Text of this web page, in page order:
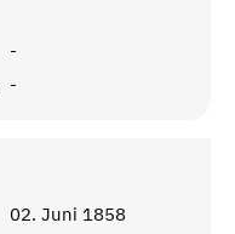
-
-
02. Juni 1858